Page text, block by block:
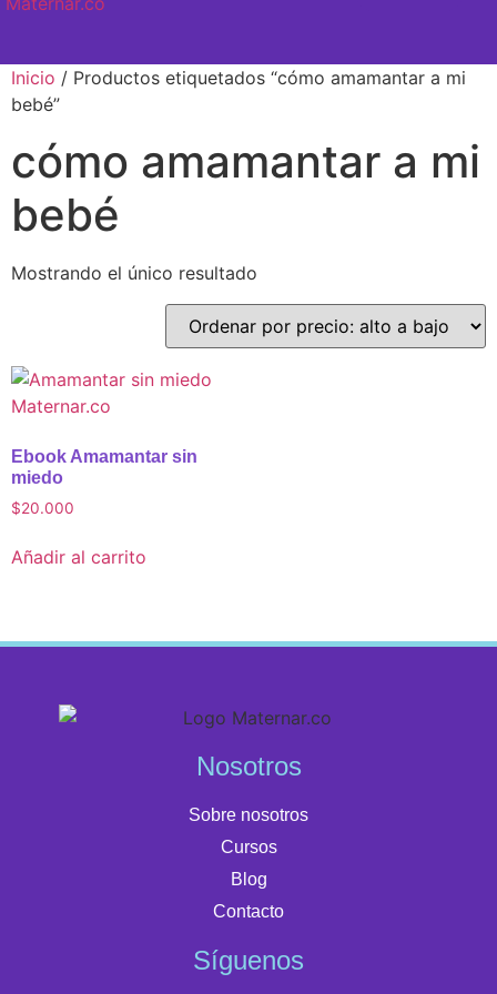
Inicio / Productos etiquetados “cómo amamantar a mi
bebé”
cómo amamantar a mi
bebé
Mostrando el único resultado
Ebook Amamantar sin
miedo
$20.000
Añadir al carrito
Nosotros
Sobre nosotros
Cursos
Blog
Contacto
Síguenos